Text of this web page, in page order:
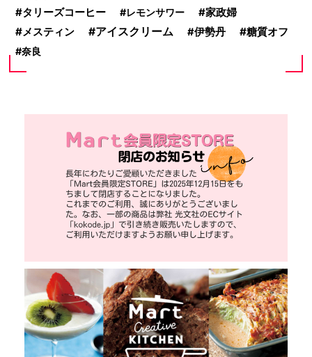
タリーズコーヒー レモンサワー 家政婦
メスティン アイスクリーム 伊勢丹 糖質オフ
奈良